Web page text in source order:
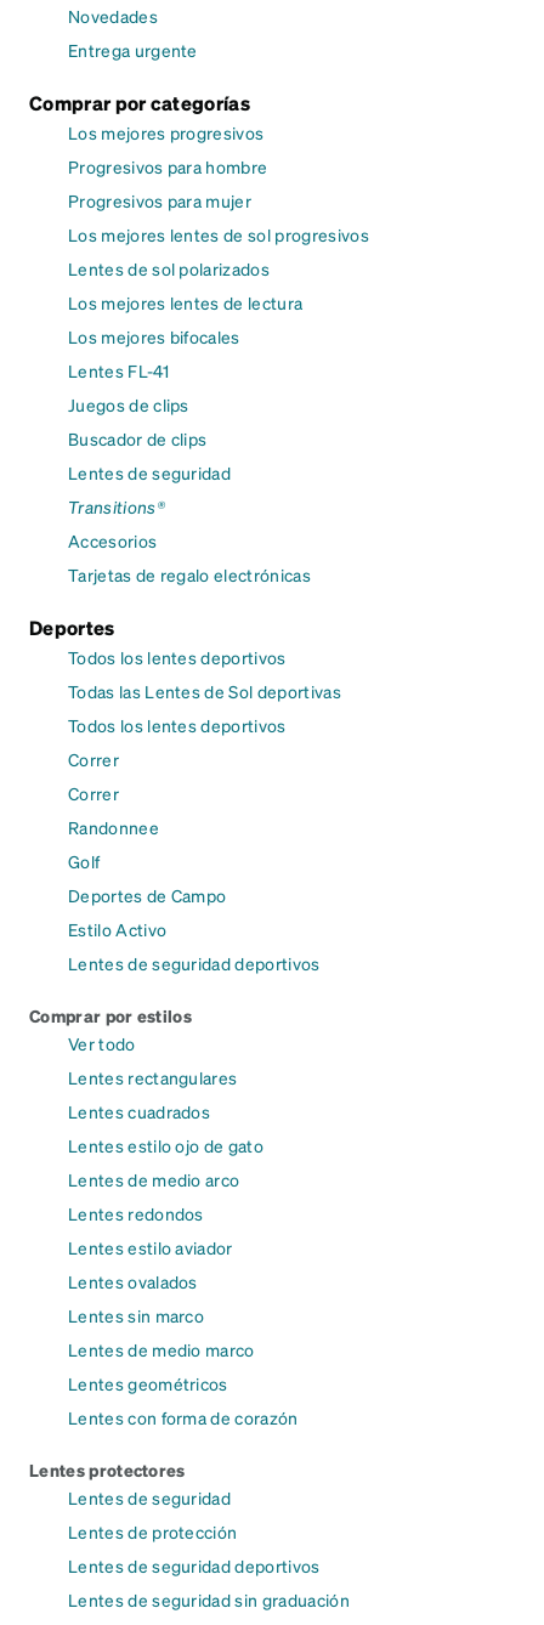
Novedades
Entrega urgente
Comprar por categorías
Los mejores progresivos
Progresivos para hombre
Progresivos para mujer
Los mejores lentes de sol progresivos
Lentes de sol polarizados
Los mejores lentes de lectura
Los mejores bifocales
Lentes FL-41
Juegos de clips
Buscador de clips
Lentes de seguridad
Transitions®
Accesorios
Tarjetas de regalo electrónicas
Deportes
Todos los lentes deportivos
Todas las Lentes de Sol deportivas
Todos los lentes deportivos
Correr
Correr
Randonnee
Golf
Deportes de Campo
Estilo Activo
Lentes de seguridad deportivos
Comprar por estilos
Ver todo
Lentes rectangulares
Lentes cuadrados
Lentes estilo ojo de gato
Lentes de medio arco
Lentes redondos
Lentes estilo aviador
Lentes ovalados
Lentes sin marco
Lentes de medio marco
Lentes geométricos
Lentes con forma de corazón
Lentes protectores
Lentes de seguridad
Lentes de protección
Lentes de seguridad deportivos
Lentes de seguridad sin graduación